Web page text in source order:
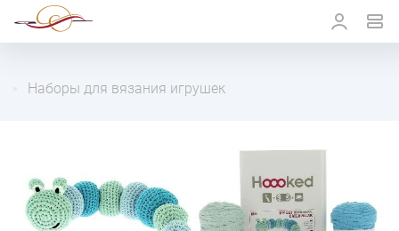
Наборы для вязания игрушек